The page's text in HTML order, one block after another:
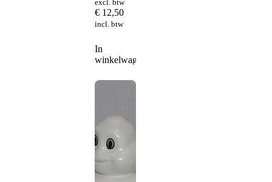
excl. btw
€ 12,50
incl. btw
In
winkelwagen